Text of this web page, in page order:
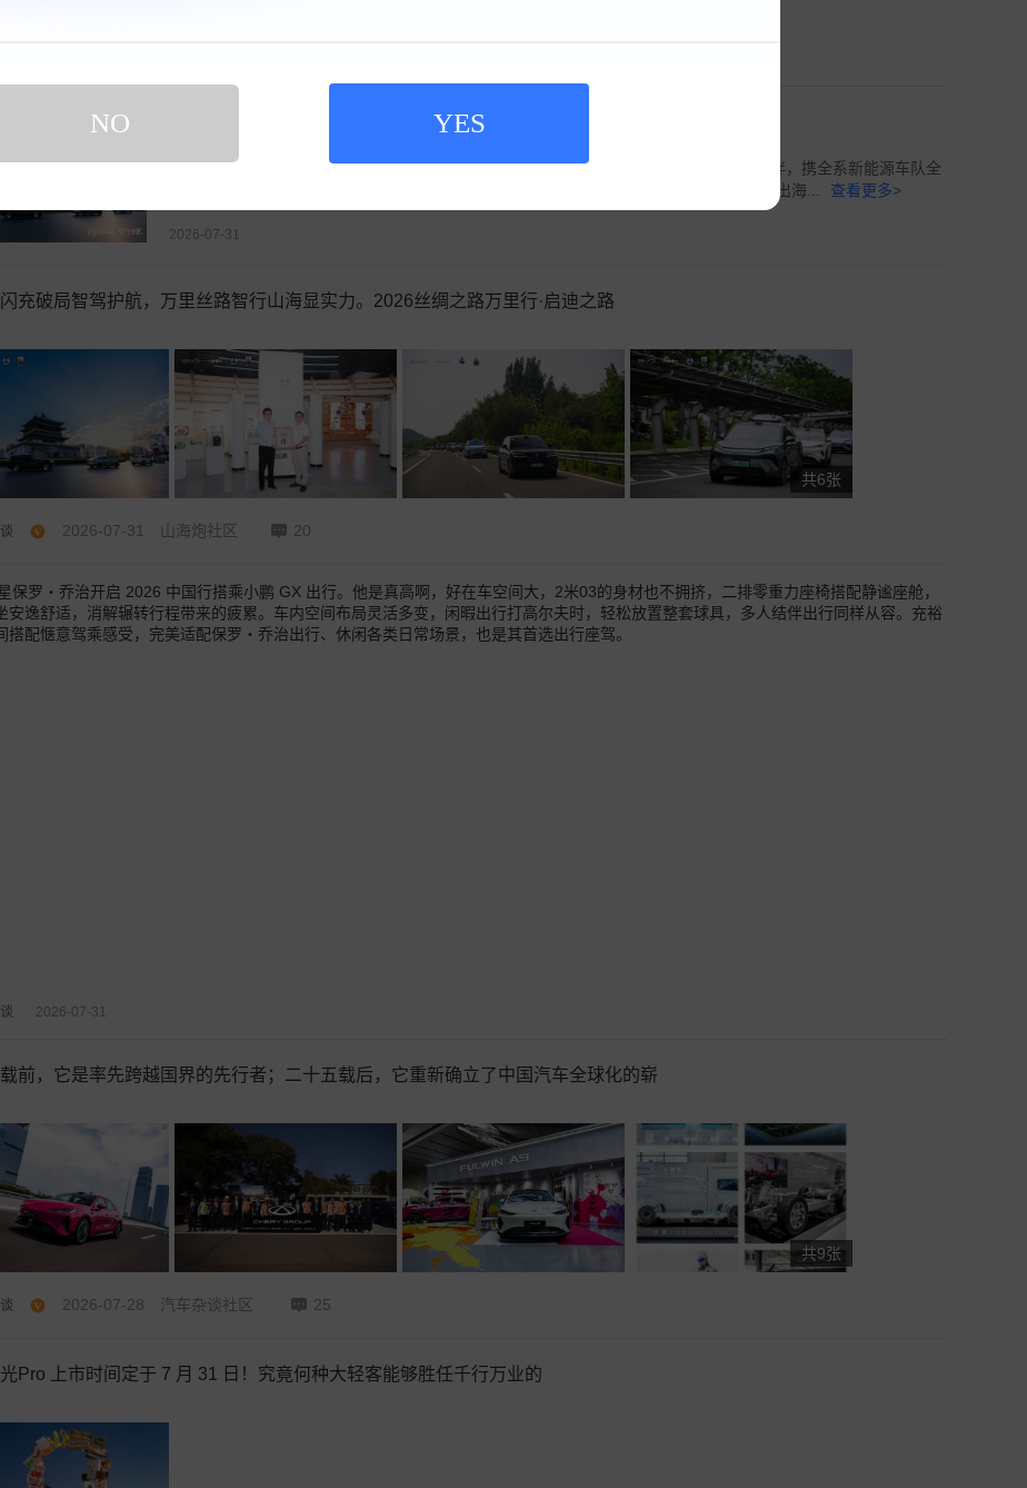
NO YES
比亚迪闪充破局智驾护航，万里丝路智行山海显实力
2026丝绸之路万里行·启迪之路跨国全媒体活动日前在西安启航。比亚迪作为核心护航伙伴，携全系新能源车队全
程随行，溯源药、瓷、丝、茶四大古丝路物产，串联多座文化名城，最终汇于深圳、扬帆出海...
查看更多>
2026-07-31
充破局智驾护航，万里丝路智行山海显实力。2026丝绸之路万里行·启迪之路
共6张
2026-07-31 山海炮社区 20
保罗・乔治开启 2026 中国行搭乘小鹏 GX 出行。他是真高啊，好在车空间大，2米03的身材也不拥挤，二排零重力座椅搭配静谧座舱，
安逸舒适，消解辗转行程带来的疲累。车内空间布局灵活多变，闲暇出行打高尔夫时，轻松放置整套球具，多人结伴出行同样从容。充裕
搭配惬意驾乘感受，完美适配保罗・乔治出行、休闲各类日常场景，也是其首选出行座驾。
2026-07-31
前，它是率先跨越国界的先行者；二十五载后，它重新确立了中国汽车全球化的崭
共9张
2026-07-28 汽车杂谈社区 25
Pro 上市时间定于 7 月 31 日！究竟何种大轻客能够胜任千行万业的